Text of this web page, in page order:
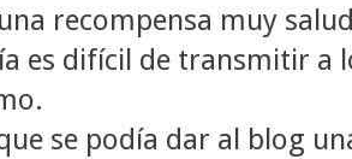
recompensa muy
es difícil de transmitir a
se podía dar al blog